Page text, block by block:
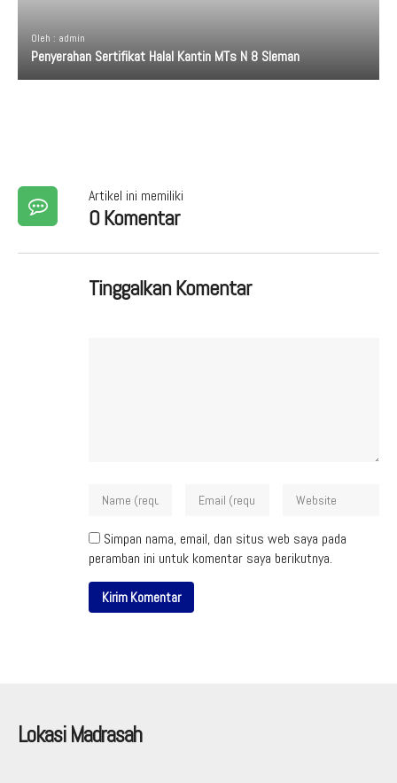
Oleh : admin
Penyerahan Sertifikat Halal Kantin MTs N 8 Sleman
Artikel ini memiliki
0 Komentar
Tinggalkan Komentar
Simpan nama, email, dan situs web saya pada
peramban ini untuk komentar saya berikutnya.
Lokasi Madrasah